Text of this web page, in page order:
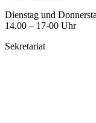
Dienstag und
14.00 – 17-00 Uhr
Sekretariat